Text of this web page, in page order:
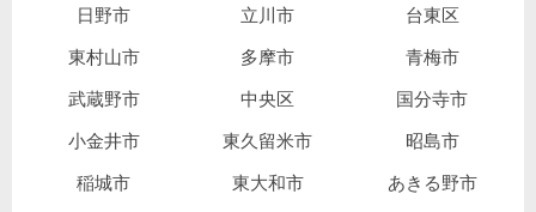
日野市 立川市 台東区
東村山市 多摩市 青梅市
武蔵野市 中央区 国分寺市
小金井市 東久留米市 昭島市
稲城市 東大和市 あきる野市